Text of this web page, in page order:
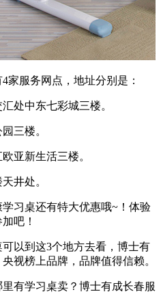
家服务网点，地址分别是：
处中东七彩城三楼。
三楼。
亚新生活三楼。
井处。
习桌还有特大优惠哦~！体验
吧！
以到这3个地方去看，博士有
视榜上品牌，品牌值得信赖。
有学习桌卖？博士有成长春服